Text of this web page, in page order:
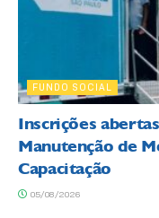
FUNDO SOCIAL
Inscrições
Manutenção de
Capacitação
05/08/2026